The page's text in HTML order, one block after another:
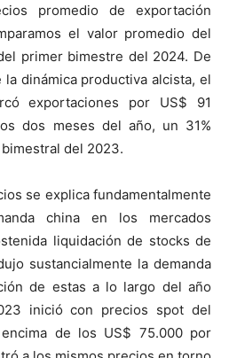
promedio de exportación
el valor promedio del
primer bimestre del 2024. De
la dinámica productiva alcista, el
exportaciones por US$ 91
dos meses del año, un 31%
del 2023.
se explica fundamentalmente
china en los mercados
liquidación de stocks de
sustancialmente la demanda
de estas a lo largo del año
inició con precios spot del
de los US$ 75.000 por